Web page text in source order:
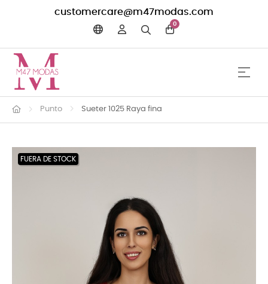
customercare@m47modas.com
0
☰
Punto Sueter 1025 Raya fina
FUERA DE STOCK